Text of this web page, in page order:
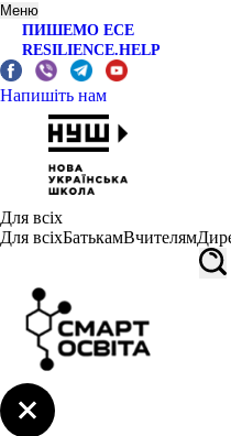
Меню
ПИШЕМО ЕСЕ
RESILIENCE.HELP
Напишіть нам
Для всіх
Для всіхБатькамВчителям